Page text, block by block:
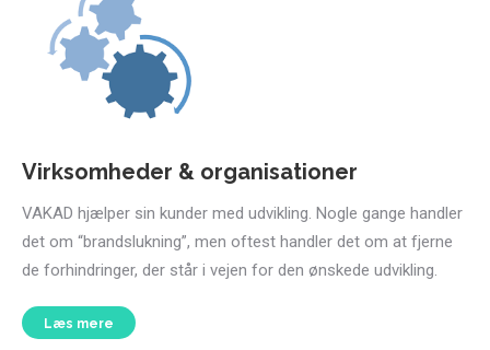
Virksomheder & organisationer
VAKAD hjælper sin kunder med udvikling. Nogle gange handler
det om “brandslukning”, men oftest handler det om at fjerne
de forhindringer, der står i vejen for den ønskede udvikling.
Læs mere